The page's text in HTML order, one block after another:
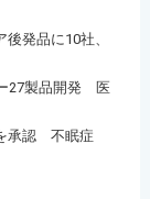
発品に10社、
27製品開発 医
承認 不眠症